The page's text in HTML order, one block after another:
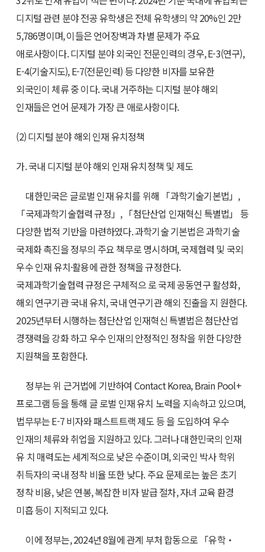
디지털 관련 분야 전공 유학생은 전체 유학생의 약 20%인 2만
5,786명이며, 이들은 언어장벽과 차별 문제가 주요
애로사항이다. 디지털 분야 외국인 전문인력의 경우, E-3(연구),
E-4(기술지도), E-7(전문인력) 등 다양한 비자를 보유한
외국인이 체류 중 이다. 국내 거주하는 디지털 분야 해외
인재들은 언어 문제가 가장 큰 애로사항이다.
(2) 디지털 분야 해외 인재 유치정책
가. 국내 디지털 분야 해외 인재 유치정책 및 제도
대한민국은 글로벌 인재 유치를 위해 「과학기술기본법」,
「국제과학기술협력 규정」, 「첨단산업 인재혁신 특별법」 등
다양한 법적 기반을 마련하였다. 과학기술 기본법은 과학기술
국제화 촉진을 정부의 주요 책무로 명시하며, 국제협력 및 국외
우수 인재 유치·활용에 관한 정책을 규정한다.
국제과학기술협력 규정은 구체적으 로 국제 공동연구 활성화,
해외 연구기관 국내 유치, 국내 연구기관 해외 진출을 지 원한다.
2025년부터 시행하는 첨단산업 인재혁신 특별법은 첨단산업
경쟁력을 강화 하고 우수 인재의 안정적인 정착을 위한 다양한
지원책을 포함한다.
정부는 위 근거법에 기반하여 Contact Korea, Brain Pool+
프로그램 등을 통해 글 로벌 인재 유치 노력을 지속하고 있으며,
법무부는 E-7 비자와 패스트트랙 제도 등 을 도입하여 우수
인재의 체류와 취업을 지원하고 있다. 그러나 대한민국의 인재
유 치 매력도는 세계적으로 낮은 수준이며, 외국인 박사 학위
취득자의 국내 정착 비율 또한 낮다. 주요 문제로는 높은 초기
정착 비용, 낮은 연봉, 복잡한 비자 발급 절차, 자녀 교육 환경
미흡 등이 지적되고 있다.
이에 정부는, 2024년 8월에 관계 부처 합동으로 「유학‧